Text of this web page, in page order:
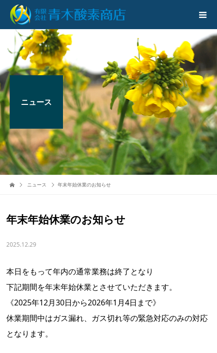
ニュース
ニュース 年末年始休業のお知らせ
年末年始休業のお知らせ
2025.12.29
本日をもって年内の通常業務は終了となり
下記期間を年末年始休業とさせていただきます。
《2025年12月30日から2026年1月4日まで》
休業期間中はガス漏れ、ガス切れ等の緊急対応のみの対応
となります。